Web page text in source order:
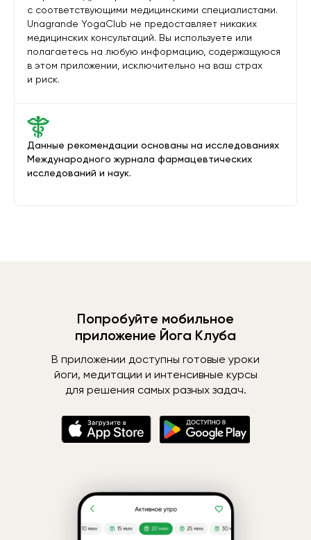
Данные рекомендации основаны на исследованиях
Международного журнала фармацевтических
исследований и наук.
с соответствующими медицинскими специалистами.
Unagrande YogaClub не предоставляет никаких
медицинских консультаций. Вы используете или
полагаетесь на любую информацию, содержащуюся
в этом приложении, исключительно на ваш страх
и риск.
Попробуйте мобильное
приложение Йога Клуба
В приложении доступны готовые уроки
йоги, медитации и интенсивные курсы
для решения самых разных задач.